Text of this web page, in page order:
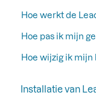
Hoe werkt de
Hoe pas ik mijn
Hoe wijzig ik mijn
Installatie van